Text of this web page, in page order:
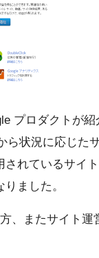
プロダクトが紹
ら状況に応じた
されているサイ
ました。
、またサイト運